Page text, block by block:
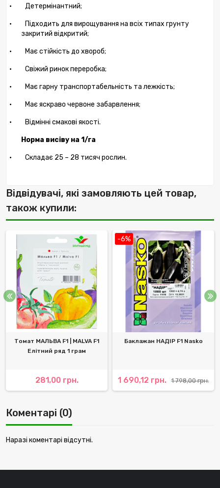
· Детермінантний;
·
Підходить для вирощування на всіх типах грунту
закритий відкритий;
· Має стійкість до хвороб;
· Свіжий ринок переробка;
· Має гарну транспортабельність та лежкість;
· Має яскраво червоне забарвлення;
· Відмінні смакові якості.
Норма висіву на 1/га
· Складає 25 – 28 тисяч рослин.
Відвідувачі, які замовляють цей товар,
також купили:
Томат МАЛЬВА F1 | MALVA F1
Елітний ряд 1 грам
281,00 грн.
-6%
Баклажан НАДІР F1 Nasko
1 690,12 грн. 1 798,00 грн.
Коментарі (0)
Наразі коментарі відсутні.